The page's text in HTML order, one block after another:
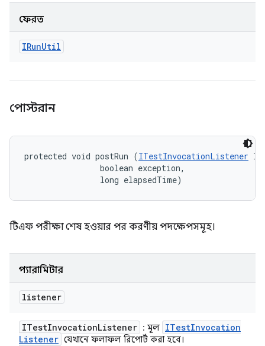
ফেরত
IRunUtil
পোস্টরান
protected void postRun (ITestInvocationListener
                boolean exception,
                long elapsedTime)
টিএফ পরীক্ষা শেষ হওয়ার পর করণীয় পদক্ষেপসমূহ।
প্যারামিটার
listener
ITestInvocationListener : মূল ITestInvocation
Listener যেখানে ফলাফল রিপোর্ট করা হবে।